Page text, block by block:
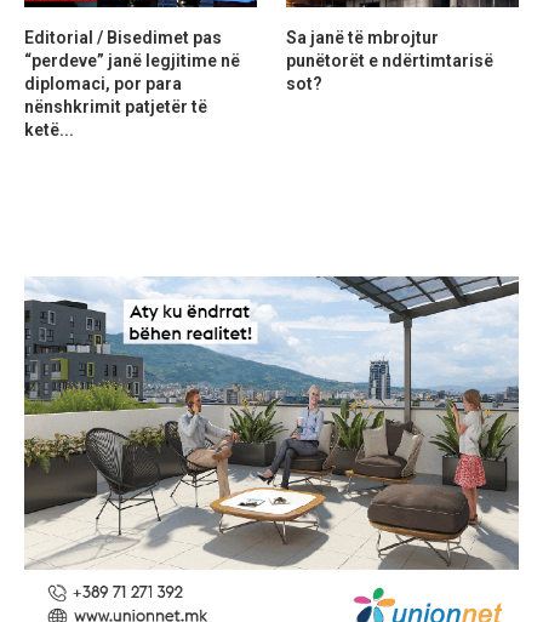
Editorial / Bisedimet pas
“perdeve” janë legjitime në
diplomaci, por para
nënshkrimit patjetër të
ketë...
Sa janë të mbrojtur
punëtorët e ndërtimtarisë
sot?